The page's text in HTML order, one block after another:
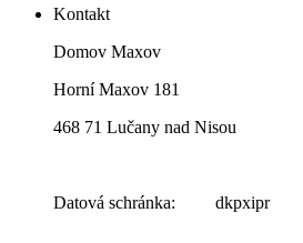
Kontakt
Domov Maxov
Horní Maxov 181
468 71 Lučany nad Nisou
Datová schránka: dkpxipr